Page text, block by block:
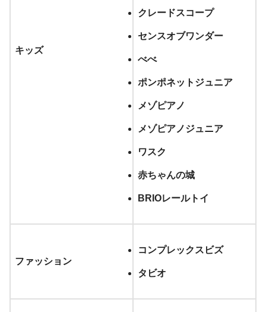
キッズ
クレードスコープ
センスオブワンダー
べべ
ポンポネットジュニア
メゾピアノ
メゾピアノジュニア
ワスク
赤ちゃんの城
BRIOレールトイ
ファッション
コンプレックスビズ
タビオ